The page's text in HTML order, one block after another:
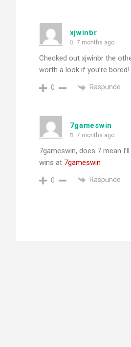
xjwinbr
7 months ago
Checked out xjwinbr the
worth a look if you’re bored!
0 Raspunde
7gameswin
7 months ago
7gameswin, does 7 mean
wins at 7gameswin
0 Raspunde